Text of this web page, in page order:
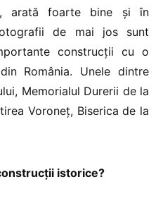
arată foarte bine și în
de mai jos sunt
construcții cu o
România. Unele dintre
Memorialul Durerii de la
Voroneț, Biserica de la
istorice?